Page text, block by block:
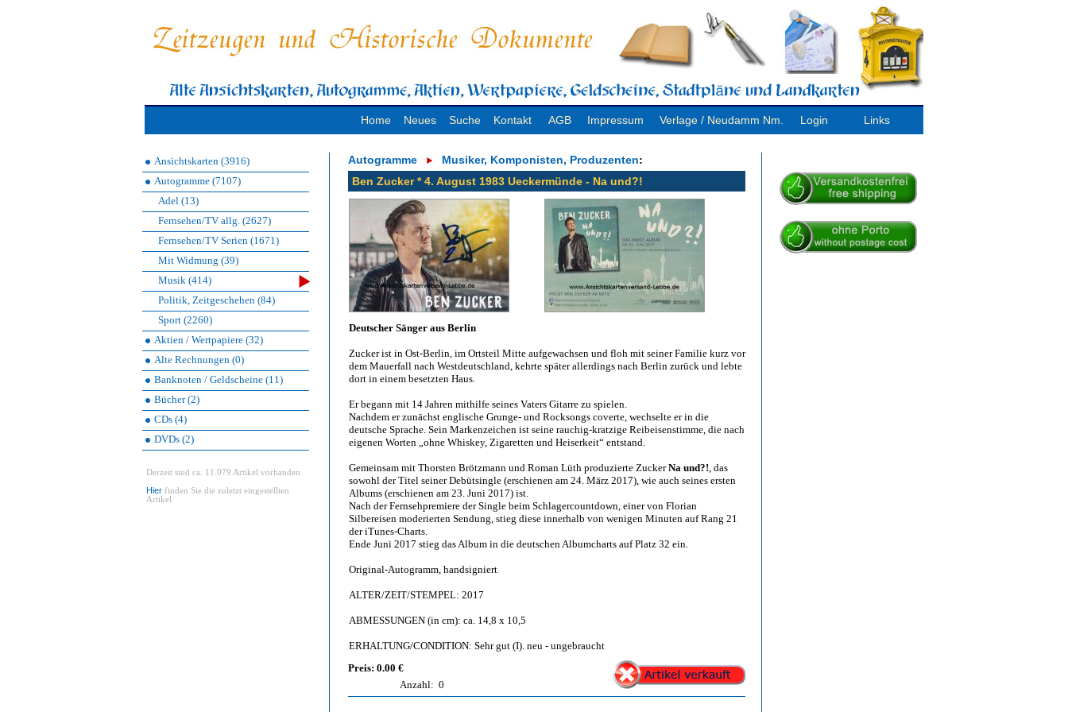
Home Neues Suche Kontakt AGB Impressum Verlage / Neudamm Nm. Login Links
Ansichtskarten (3916)
Autogramme (7107)
Adel (13)
Fernsehen/TV allg. (2627)
Fernsehen/TV Serien (1671)
Mit Widmung (39)
Musik (414)
Politik, Zeitgeschehen (84)
Sport (2260)
Aktien / Wertpapiere (32)
Alte Rechnungen (0)
Banknoten / Geldscheine (11)
Bücher (2)
CDs (4)
DVDs (2)
Derzeit sind ca. 11.079 Artikel vorhanden.
Hier finden Sie die zuletzt eingestellten
Artikel.
Autogramme Musiker, Komponisten, Produzenten:
Ben Zucker * 4. August 1983 Ueckermünde - Na und?!
Deutscher Sänger aus Berlin
Zucker ist in Ost-Berlin, im Ortsteil Mitte aufgewachsen und floh mit seiner Familie kurz vor
dem Mauerfall nach Westdeutschland, kehrte später allerdings nach Berlin zurück und lebte
dort in einem besetzten Haus.
Er begann mit 14 Jahren mithilfe seines Vaters Gitarre zu spielen.
Nachdem er zunächst englische Grunge- und Rocksongs coverte, wechselte er in die
deutsche Sprache. Sein Markenzeichen ist seine rauchig-kratzige Reibeisenstimme, die nach
eigenen Worten „ohne Whiskey, Zigaretten und Heiserkeit“ entstand.
Gemeinsam mit Thorsten Brötzmann und Roman Lüth produzierte ZuckerNa und?!, das
sowohl der Titel seiner Debütsingle (erschienen am 24. März 2017), wie auch seines ersten
Albums (erschienen am 23. Juni 2017) ist.
Nach der Fernsehpremiere der Single beim Schlagercountdown, einer von Florian
Silbereisen moderierten Sendung, stieg diese innerhalb von wenigen Minuten auf Rang 21
der iTunes-Charts.
Ende Juni 2017 stieg das Album in die deutschen Albumcharts auf Platz 32 ein.
Original-Autogramm, handsigniert
ALTER/ZEIT/STEMPEL: 2017
ABMESSUNGEN (in cm): ca. 14,8 x 10,5
ERHALTUNG/CONDITION: Sehr gut (I). neu - ungebraucht
Preis: 0.00 €
Anzahl: 0